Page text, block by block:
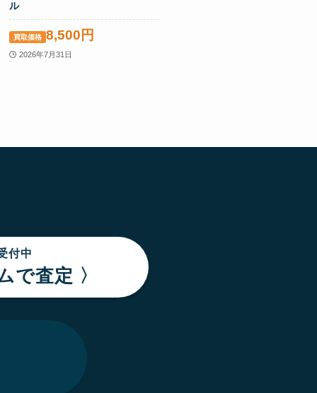
ル
買取価格 8,500円
2026年7月31日
付中
で査定 〉